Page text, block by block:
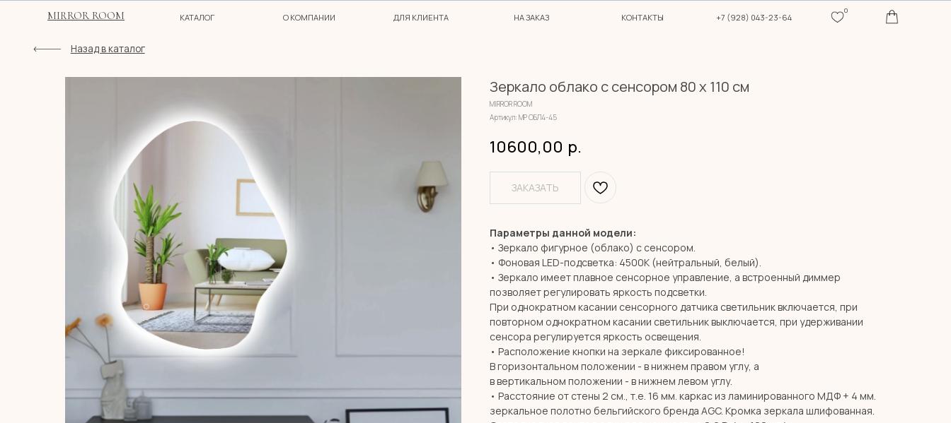
MIRROR ROOM КАТАЛОГ О КОМПАНИИ ДЛЯ КЛИЕНТА +7 (928) 043-23-64
Назад в каталог
Зеркало облако с сенсором 80 х 110 см
MIRROR ROOM
Артикул: МР ОБЛ4-45
10600,00 р.
ЗАКАЗАТЬ
Параметры данной модели:
• Зеркало фигурное (облако) с сенсором.
• Фоновая LED-подсветка: 4500К (нейтральный, белый).
• Зеркало имеет плавное сенсорное управление, а встроенный диммер
позволяет регулировать яркость подсветки.
При однократном касании сенсорного датчика светильник включается, при
повторном однократном касании светильник выключается, при удерживании
сенсора регулируется яркость освещения.
• Расположение кнопки на зеркале фиксированное!
В горизонтальном положении - в нижнем правом углу, а
в вертикальном положении - в нижнем левом углу.
• Расстояние от стены 2 см., т.е. 16 мм. каркас из ламинированного МДФ + 4 мм.
зеркальное полотно бельгийского бренда AGC. Кромка зеркала шлифованная.